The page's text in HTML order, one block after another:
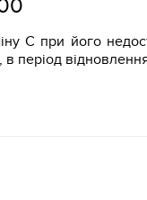
С при його
період